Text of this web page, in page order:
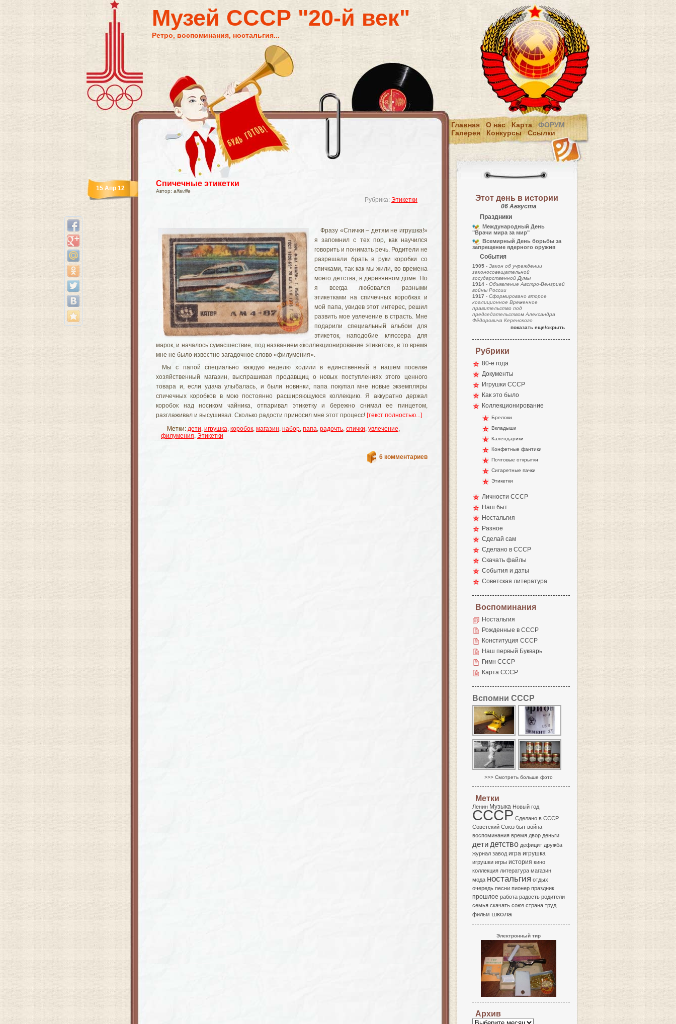
Музей СССР "20-й век"
Ретро, воспоминания, ностальгия...
Главная О нас Карта
ФОРУМ
Галерея
Конкурсы Ссылки
Спичечные этикетки
Автор: alfaville
Рубрика: Этикетки
15 Апр 12
Фразу «Спички – детям не игрушка!»
я запомнил с тех пор, как научился
говорить и понимать речь. Родители не
разрешали брать в руки коробки со
спичками, так как мы жили, во времена
моего детства, в деревянном доме. Но
я всегда любовался разными
этикетками на спичечных коробках и
мой папа, увидев этот интерес, решил
развить мое увлечение в страсть. Мне
подарили специальный альбом для
этикеток, наподобие кляссера для
марок, и началось сумасшествие, под названием «коллекционирование этикеток», в то время
мне не было известно загадочное слово «филумения».
Мы с папой специально каждую неделю ходили в единственный в нашем поселке
хозяйственный магазин, выспрашивая продавщиц о новых поступлениях этого ценного
товара и, если удача улыбалась, и были новинки, папа покупал мне новые экземпляры
спичечных коробков в мою постоянно расширяющуюся коллекцию. Я аккуратно держал
коробок над носиком чайника, отпаривал этикетку и бережно снимал ее пинцетом,
разглаживал и высушивал. Сколько радости приносил мне этот процесс! [текст полностью...]
Метки: дети, игрушка, коробок, магазин, набор, папа, радочть, спички, увлечение,
филумения, Этикетки
6 комментариев
Этот день в истории
06 Августа
Праздники
Международный День
"Врачи мира за мир"
Всемирный День борьбы за
запрещение ядерного оружия
События
1905 - Закон об учреждении
законосовещательной
государственной Думы
1914 - Объявление Австро-Венгрией
войны России
1917 - Сформировано второе
коалиционное Временное
правительство под
председательством Александра
Фёдоровича Керенского
показать еще/скрыть
Рубрики
80-е года
Документы
Игрушки СССР
Как это было
Коллекционирование
Брелоки
Вкладыши
Календарики
Конфетные фантики
Почтовые открытки
Сигаретные пачки
Этикетки
Личности СССР
Наш быт
Ностальгия
Разное
Сделай сам
Сделано в СССР
Скачать файлы
События и даты
Советская литература
Воспоминания
Ностальгия
Рожденные в СССР
Конституция СССР
Наш первый Букварь
Гимн СССР
Карта СССР
Вспомни СССР
>>> Смотреть больше фото
Метки
Ленин Музыка Новый год
СССР Сделано в СССР
Советский Союз быт война
воспоминания время двор деньги
дети детство дефицит дружба
журнал завод игра игрушка
игрушки игры история кино
коллекция литература магазин
мода ностальгия отдых
очередь песни пионер праздник
прошлое работа радость родители
семья скачать союз страна труд
фильм школа
Электронный тир
Архив